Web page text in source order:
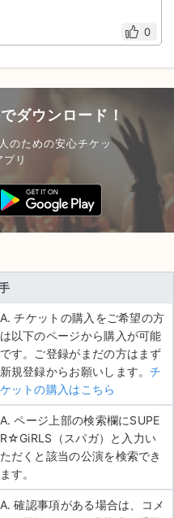
0
ダウンロード！
のための安心チケッ
プリ
A. チケットの購入をご希望の方
は以下のページから購入が可能
です。ご登録がまだの方はまず
新規登録からお願いします。チ
ケットの購入はこちら
A. ページ上部の検索欄にSUPE
R☆GiRLS（スパガ）と入力い
ただくと該当の公演を検索でき
ます。
A. 確認事項がある場合は、コメ